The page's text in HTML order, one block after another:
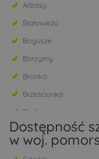
Kałuszyn
Kobyłka
Kosewko
Krępa
Krzyczki Szumne
Legionowo
Arbasy
Białowieża
Bogusze
Borzymy
Bronka
Brześcianka
Budlewo
Bujnowo
Chechłowo
Dostępność
w woj.